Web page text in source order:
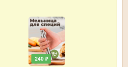
240 ₽